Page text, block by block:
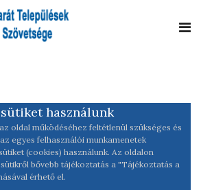
használunk
oldal működéséhez feltétlenül szükséges és
egyes felhasználói munkamenetek
(cookies) használunk. Az oldalon
bővebb tájékoztatás a "Tájékoztatás a
érhető el.